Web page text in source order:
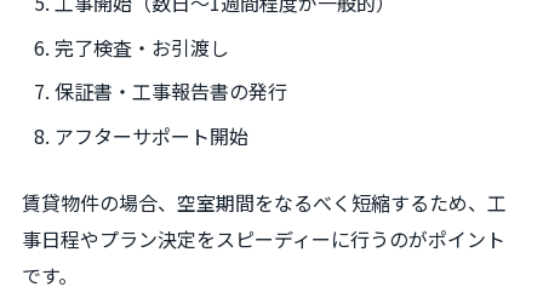
完了検査・お引渡し
保証書・工事報告書の発行
アフターサポート開始
賃貸物件の場合、空室期間をなるべく短縮するため、工
事日程やプラン決定をスピーディーに行うのがポイント
です。